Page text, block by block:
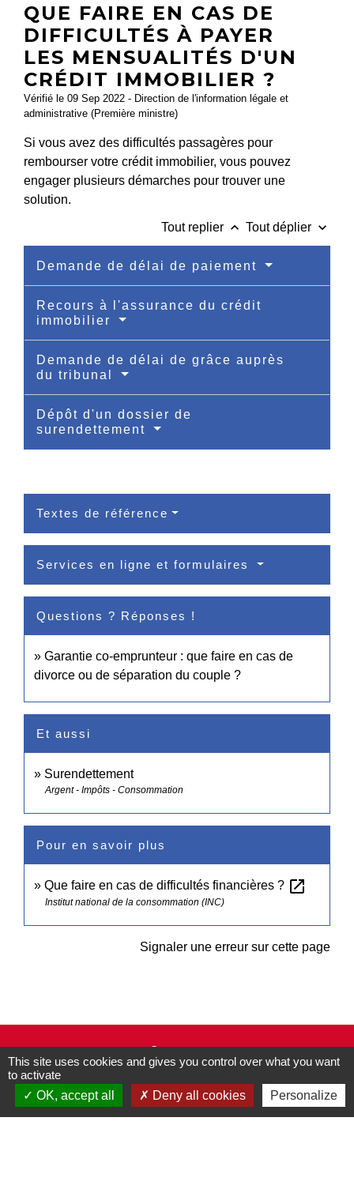
QUE FAIRE EN CAS DE
DIFFICULTÉS À PAYER
LES MENSUALITÉS D'UN
CRÉDIT IMMOBILIER ?
Vérifié le 09 Sep 2022 - Direction de l'information légale et
administrative (Première ministre)
Si vous avez des difficultés passagères pour
rembourser votre crédit immobilier, vous pouvez
engager plusieurs démarches pour trouver une
solution.
Tout replier keyboard_arrow_up Tout déplier keyboard_arrow_down
Demande de délai de paiement
Recours à l'assurance du crédit
immobilier
Demande de délai de grâce auprès
du tribunal
Dépôt d'un dossier de
surendettement
Textes de référence
Services en ligne et formulaires
Questions ? Réponses !
Garantie co-emprunteur : que faire en cas de
divorce ou de séparation du couple ?
Et aussi
Surendettement
Argent - Impôts - Consommation
Pour en savoir plus
Que faire en cas de difficultés financières ? open_in_new
Institut national de la consommation (INC)
Signaler une erreur sur cette page
Contacts
Commune de Pullay
2 rue des Rossignols
27130 Pullay - FRANCE
+33 2 32 32 18 58
This site uses cookies and gives you control over what you want
to activate
OK, accept all
Deny all cookies Personalize